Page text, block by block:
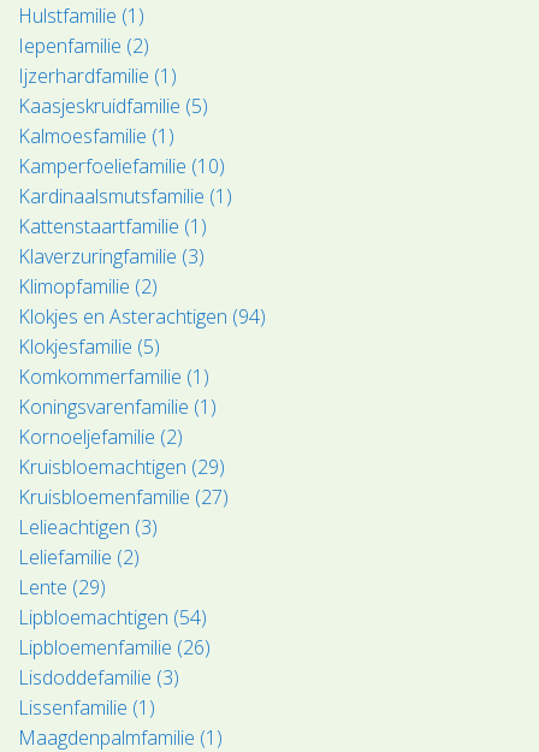
Hulstfamilie (1)
Iepenfamilie (2)
Ijzerhardfamilie (1)
Kaasjeskruidfamilie (5)
Kalmoesfamilie (1)
Kamperfoeliefamilie (10)
Kardinaalsmutsfamilie (1)
Kattenstaartfamilie (1)
Klaverzuringfamilie (3)
Klimopfamilie (2)
Klokjes en Asterachtigen (94)
Klokjesfamilie (5)
Komkommerfamilie (1)
Koningsvarenfamilie (1)
Kornoeljefamilie (2)
Kruisbloemachtigen (29)
Kruisbloemenfamilie (27)
Lelieachtigen (3)
Leliefamilie (2)
Lente (29)
Lipbloemachtigen (54)
Lipbloemenfamilie (26)
Lisdoddefamilie (3)
Lissenfamilie (1)
Maagdenpalmfamilie (1)